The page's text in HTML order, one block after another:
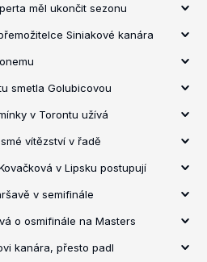
měl ukončit sezonu
Siniakové kanára
smetla Golubicovou
v Torontu užívá
vítězství v řadě
v Lipsku postupují
v semifinále
o osmifinále na Masters
kanára, přesto padl